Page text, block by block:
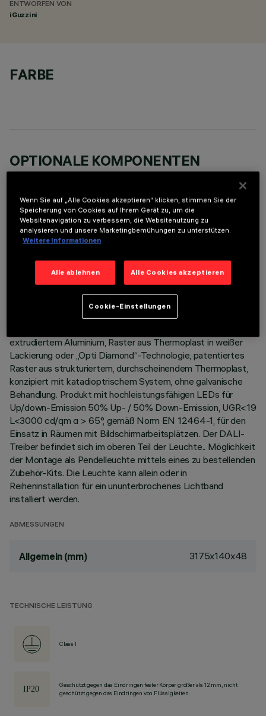
ENTWORFEN VON
iGuzzini
FARBE
OPTIONALE KOMPONENTEN
TECHNISCHE DATEN
LETZTES UPDATE: 06.08.2026
Leuchte L = 3175 mm ist komplett mit LEDs im Farbton
extrudiertem Aluminium, Raster aus Thermoplast in weißer
Lackierung oder „Opti Diamond“-Technologie, patentiertes
Raster aus strukturiertem, durchscheinendem Thermoplast,
konzipiert mit katadioptrischem System, ohne galvanische
Behandlung. Produkt mit hochleistungsfähigen LEDs für
Up/down-Emission 50% Up- / 50% Down-Emission, UGR<19
L<3000 cd/qm α > 65°, gemäß Norm EN 12464-1, für den
Einsatz in Räumen mit Bildschirmarbeitsplätzen. Der DALI-
Treiber befindet sich im oberen Teil der Leuchte.. Möglichkeit
der Montage als Pendelleuchte mittels eines zu bestellenden
Zubehör-Kits. Die Leuchte kann allein oder in
Reiheninstallation für ein ununterbrochenes Lichtband
installiert werden.
ABMESSUNGEN
Allgemein (mm) 3175x140x48
TECHNISCHE LEISTUNG
Class I
Geschützt gegen das Eindringen fester Körper größer als 12 mm, nicht
geschützt gegen das Eindringen von Flüssigkeiten.
Wenn Sie auf „Alle Cookies akzeptieren“ klicken, stimmen Sie der
Speicherung von Cookies auf Ihrem Gerät zu, um die
Websitenavigation zu verbessern, die Websitenutzung zu
analysieren und unsere Marketingbemühungen zu unterstützen.
Weitere Informationen
Alle ablehnen Alle Cookies akzeptieren
Cookie-Einstellungen